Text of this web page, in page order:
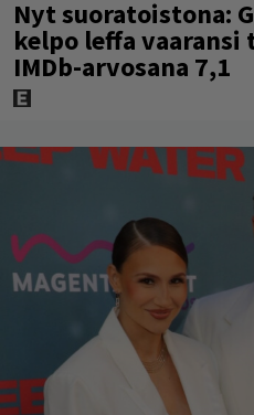
Nyt suoratoistona:
kelpo leffa vaaransi
IMDb-arvosana 7,1